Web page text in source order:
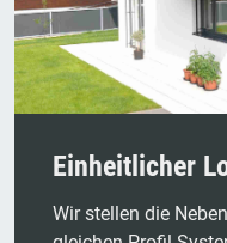
Einheitlicher
Wir stellen die